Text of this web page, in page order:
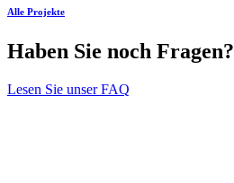
Alle Projekte
Haben Sie noch Fragen?
Lesen Sie unser FAQ